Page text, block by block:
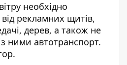
необхідно
рекламних щитів,
дерев, а також не
ними автотранспорт.
.